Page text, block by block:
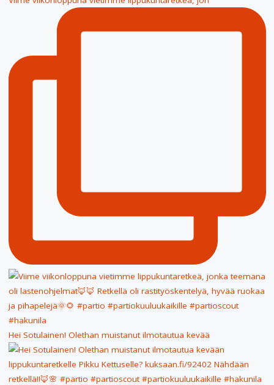
Hei Sotulainen! Olethan muistanut ilmotautua kevää